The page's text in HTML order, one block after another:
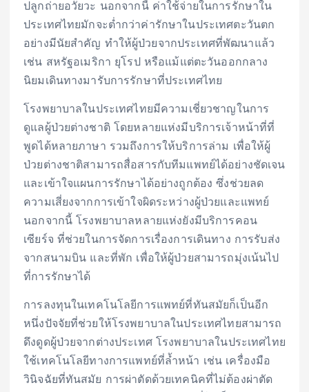
ปลูกถ่ายอวัยวะ นอกจากนี้ ค่าใช้จ่ายในการรักษาใน
ประเทศไทยมักจะต่ำกว่าค่ารักษาในประเทศตะวันตก
อย่างมีนัยสำคัญ ทำให้ผู้ป่วยจากประเทศที่พัฒนาแล้ว
เช่น สหรัฐอเมริกา ยุโรป หรือแม้แต่ตะวันออกกลาง
นิยมเดินทางมารับการรักษาที่ประเทศไทย
โรงพยาบาลในประเทศไทยมีความเชี่ยวชาญในการ
ดูแลผู้ป่วยต่างชาติ โดยหลายแห่งมีบริการเจ้าหน้าที่ที่
พูดได้หลายภาษา รวมถึงการให้บริการล่าม เพื่อให้ผู้
ป่วยต่างชาติสามารถสื่อสารกับทีมแพทย์ได้อย่างชัดเจน
และเข้าใจแผนการรักษาได้อย่างถูกต้อง ซึ่งช่วยลด
ความเสี่ยงจากการเข้าใจผิดระหว่างผู้ป่วยและแพทย์
นอกจากนี้ โรงพยาบาลหลายแห่งยังมีบริการคอน
เซียร์จ ที่ช่วยในการจัดการเรื่องการเดินทาง การรับส่ง
จากสนามบิน และที่พัก เพื่อให้ผู้ป่วยสามารถมุ่งเน้นไป
ที่การรักษาได้
การลงทุนในเทคโนโลยีการแพทย์ที่ทันสมัยก็เป็นอีก
หนึ่งปัจจัยที่ช่วยให้โรงพยาบาลในประเทศไทยสามารถ
ดึงดูดผู้ป่วยจากต่างประเทศ โรงพยาบาลในประเทศไทย
ใช้เทคโนโลยีทางการแพทย์ที่ล้ำหน้า เช่น เครื่องมือ
วินิจฉัยที่ทันสมัย การผ่าตัดด้วยเทคนิคที่ไม่ต้องผ่าตัด